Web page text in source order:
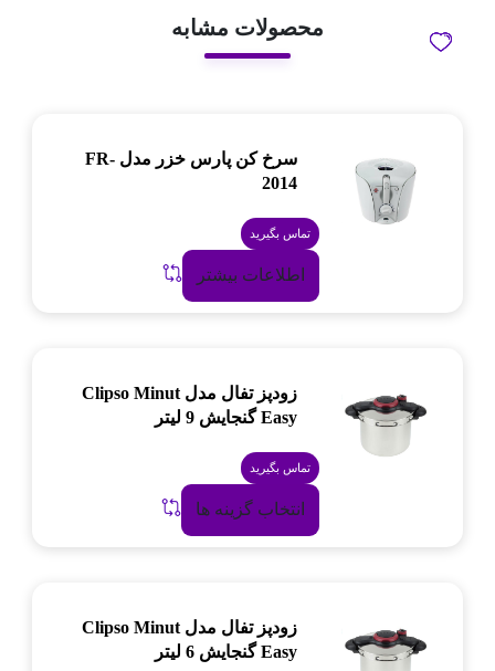
محصولات مشابه
سرخ کن پارس خزر مدل FR-
2014
تماس بگیرید
اطلاعات بیشتر
زودپز تفال مدل Clipso Minut
Easy گنجایش 9 لیتر
تماس بگیرید
انتخاب گزینه ها
زودپز تفال مدل Clipso Minut
Easy گنجایش 6 لیتر